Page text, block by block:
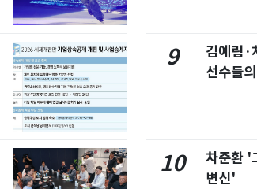
9
김예림·
선수들
10
차준환 '
변신'